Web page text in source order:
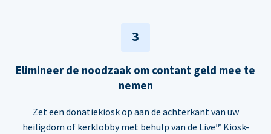
3
Elimineer de noodzaak om contant geld mee te
nemen
Zet een donatiekiosk op aan de achterkant van uw
heiligdom of kerklobby met behulp van de Live™ Kiosk-